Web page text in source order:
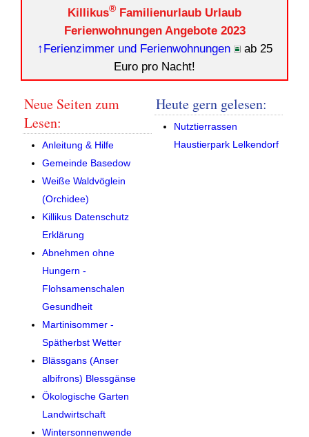
Killikus® Familienurlaub Urlaub
Ferienwohnungen Angebote 2023
↑Ferienzimmer und Ferienwohnungen
ab 25
Euro pro Nacht!
Neue Seiten zum
Lesen:
Anleitung & Hilfe
Gemeinde Basedow
Weiße Waldvöglein
(Orchidee)
Killikus Datenschutz
Erklärung
Abnehmen ohne
Hungern -
Flohsamenschalen
Gesundheit
Martinisommer -
Spätherbst Wetter
Blässgans (Anser
albifrons) Blessgänse
Ökologische Garten
Landwirtschaft
Wintersonnenwende
Heute gern gelesen:
Nutztierrassen
Haustierpark Lelkendorf